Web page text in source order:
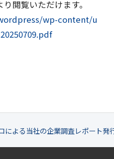
閲覧いただけます。
wp-content/u
による当社の企業調査レポート発